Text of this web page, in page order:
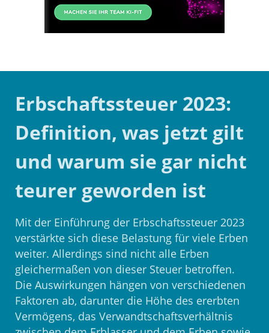
Erbschaftssteuer 2023:
Definition, was jetzt gilt
und warum sie gar nicht
teurer geworden ist
Mit der Einführung der Erbschaftssteuer 2023
verstärkte sich diese Belastung für viele Erben
weiter. Allerdings sind nicht alle Erben
gleichermaßen von dieser Steuer betroffen.
Die Auswirkungen hängen von verschiedenen
Faktoren ab, darunter die Höhe des ererbten
Vermögens, das Verwandtschaftsverhältnis